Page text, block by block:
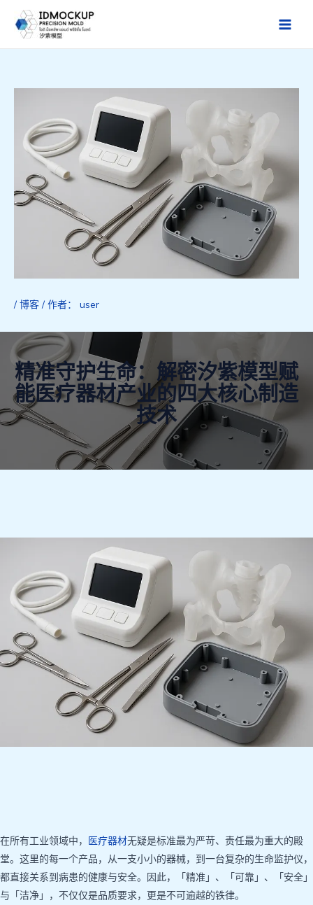
Main
/ 博客/ 作者： user
精准守护生命：解密汐紫模型赋
能医疗器材产业的四大核心制造
技术
在所有工业领域中， 医疗器材无疑是标准最为严苛、责任最为重大的殿
堂。这里的每一个产品，从一支小小的器械，到一台复杂的生命监护仪，
都直接关系到病患的健康与安全。因此，「精准」、「可靠」、「安全」
与「洁净」，不仅仅是品质要求，更是不可逾越的铁律。